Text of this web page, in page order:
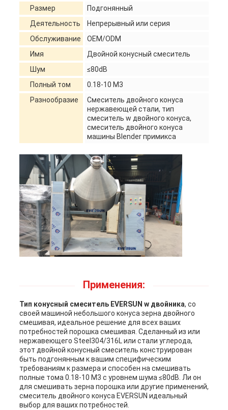
Размер
Подгонянный
Деятельность
Непрерывный или серия
Обслуживание
OEM/ODM
Имя
Двойной конусный смеситель
Шум
≤80dB
Полный том
0.18-10 M3
Разнообразие
Смеситель двойного конуса
нержавеющей стали, тип
смеситель w двойного конуса,
смеситель двойного конуса
машины Blender примикса
Применения:
Тип конусный смеситель EVERSUN w двойника, со
своей машиной небольшого конуса зерна двойного
смешивая, идеальное решение для всех ваших
потребностей порошка смешивая. Сделанный из или
нержавеющего Steel304/316L или стали углерода,
этот двойной конусный смеситель конструирован
быть подгонянным к вашим специфическим
требованиям к размера и способен на смешивать
полные тома 0.18-10 M3 с уровнем шума ≤80dB. Ли он
для смешивать зерна порошка или другие применений,
смеситель двойного конуса EVERSUN идеальный
выбор для ваших потребностей.